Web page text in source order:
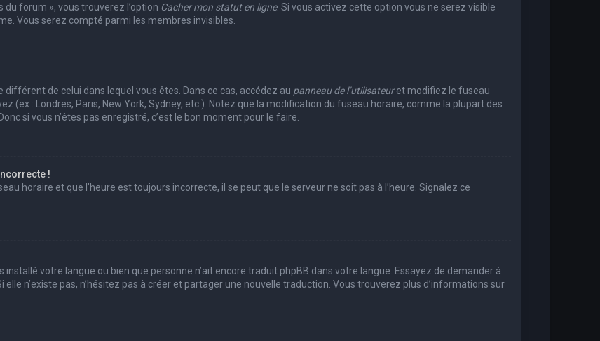
du forum », vous trouverez l’option Cacher mon statut en ligne. Si vous activez cette option vous ne serez visible
Vous serez compté parmi les membres invisibles.
de celui dans lequel vous êtes. Dans ce cas, accédez au panneau de l’utilisateuret modifiez le fuseau
(ex : Londres, Paris, New York, Sydney, etc.). Notez que la modification du fuseau horaire, comme la plupart des
si vous n’êtes pas enregistré, c’est le bon moment pour le faire.
!
horaire et que l’heure est toujours incorrecte, il se peut que le serveur ne soit pas à l’heure. Signalez ce
installé votre langue ou bien que personne n’ait encore traduit phpBB dans votre langue. Essayez de demander à
n’existe pas, n’hésitez pas à créer et partager une nouvelle traduction. Vous trouverez plus d’informations sur